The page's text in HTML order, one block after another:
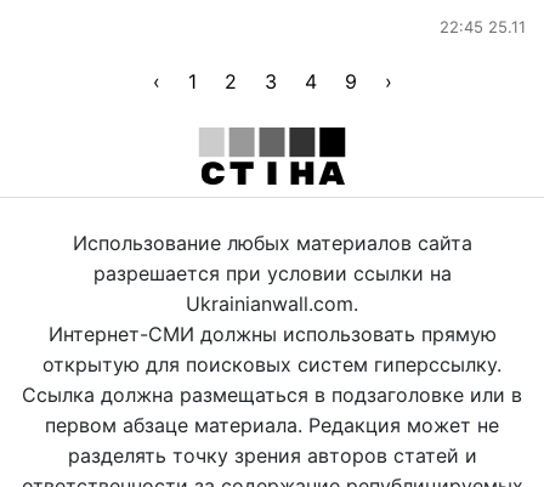
22:45 25.11
‹ 1 2 3 4 9 ›
Использование любых материалов сайта
разрешается при условии ссылки на
Ukrainianwall.com.
Интернет-СМИ должны использовать прямую
открытую для поисковых систем гиперссылку.
Ссылка должна размещаться в подзаголовке или в
первом абзаце материала. Редакция может не
разделять точку зрения авторов статей и